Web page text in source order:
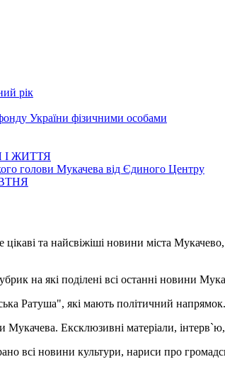
рік
України фізичними особами
І ЖИТТЯ
голови Мукачева від Єдиного Центру
цікаві та найсвіжіші новини міста
на які поділені всі останні новини
Ратуша", які мають політичний
Мукачева. Ексклюзивні матеріали,
всі новини культури, нариси про